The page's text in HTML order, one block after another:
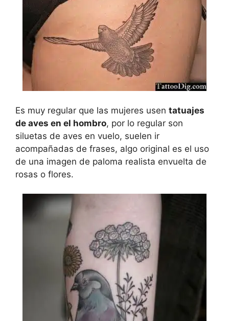
Es muy regular que las mujeres usen tatuajes
de aves en el hombro, por lo regular son
siluetas de aves en vuelo, suelen ir
acompañadas de frases, algo original es el uso
de una imagen de paloma realista envuelta de
rosas o flores.